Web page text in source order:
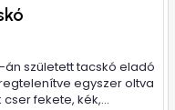
án született tacskó eladó
egyszer oltva
cser fekete, kék,...